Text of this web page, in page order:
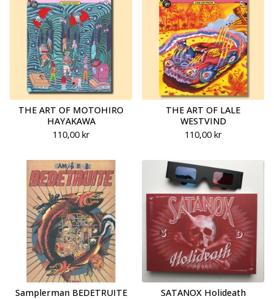
THE ART OF MOTOHIRO
HAYAKAWA
110,00 kr
THE ART OF LALE
WESTVIND
110,00 kr
Samplerman BEDETRUITE SATANOX Holideath